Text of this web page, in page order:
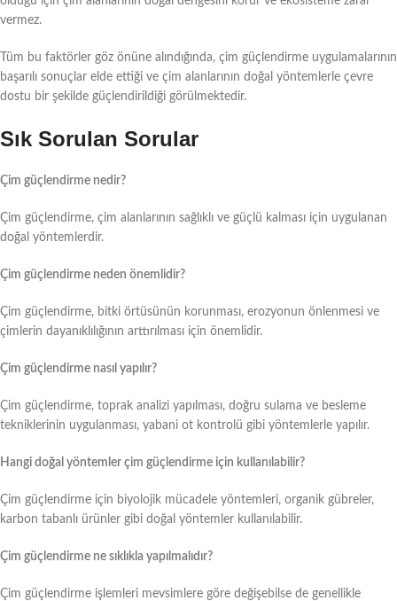
vermez.
Tüm bu faktörler göz önüne alındığında, çim güçlendirme uygulamalarının
başarılı sonuçlar elde ettiği ve çim alanlarının doğal yöntemlerle çevre
dostu bir şekilde güçlendirildiği görülmektedir.
Sık Sorulan Sorular
Çim güçlendirme nedir?
Çim güçlendirme, çim alanlarının sağlıklı ve güçlü kalması için uygulanan
doğal yöntemlerdir.
Çim güçlendirme neden önemlidir?
Çim güçlendirme, bitki örtüsünün korunması, erozyonun önlenmesi ve
çimlerin dayanıklılığının arttırılması için önemlidir.
Çim güçlendirme nasıl yapılır?
Çim güçlendirme, toprak analizi yapılması, doğru sulama ve besleme
tekniklerinin uygulanması, yabani ot kontrolü gibi yöntemlerle yapılır.
Hangi doğal yöntemler çim güçlendirme için kullanılabilir?
Çim güçlendirme için biyolojik mücadele yöntemleri, organik gübreler,
karbon tabanlı ürünler gibi doğal yöntemler kullanılabilir.
Çim güçlendirme ne sıklıkla yapılmalıdır?
Çim güçlendirme işlemleri mevsimlere göre değişebilse de genellikle